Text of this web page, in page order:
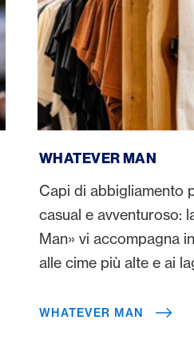
WHATEVER MAN
Capi di abbigliamento
casual e avventuroso:
Man» vi accompagna
alle cime più alte e ai
WHATEVER MAN